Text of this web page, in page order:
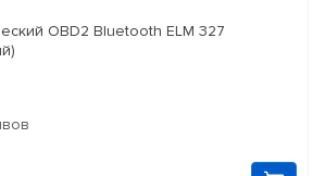
OBD2 Bluetooth ELM 327